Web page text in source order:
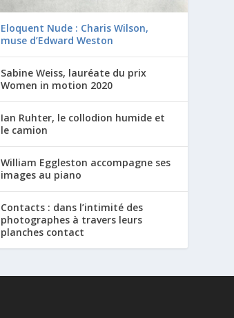
Eloquent Nude : Charis Wilson,
muse d’Edward Weston
Sabine Weiss, lauréate du prix
Women in motion 2020
Ian Ruhter, le collodion humide et
le camion
William Eggleston accompagne ses
images au piano
Contacts : dans l’intimité des
photographes à travers leurs
planches contact